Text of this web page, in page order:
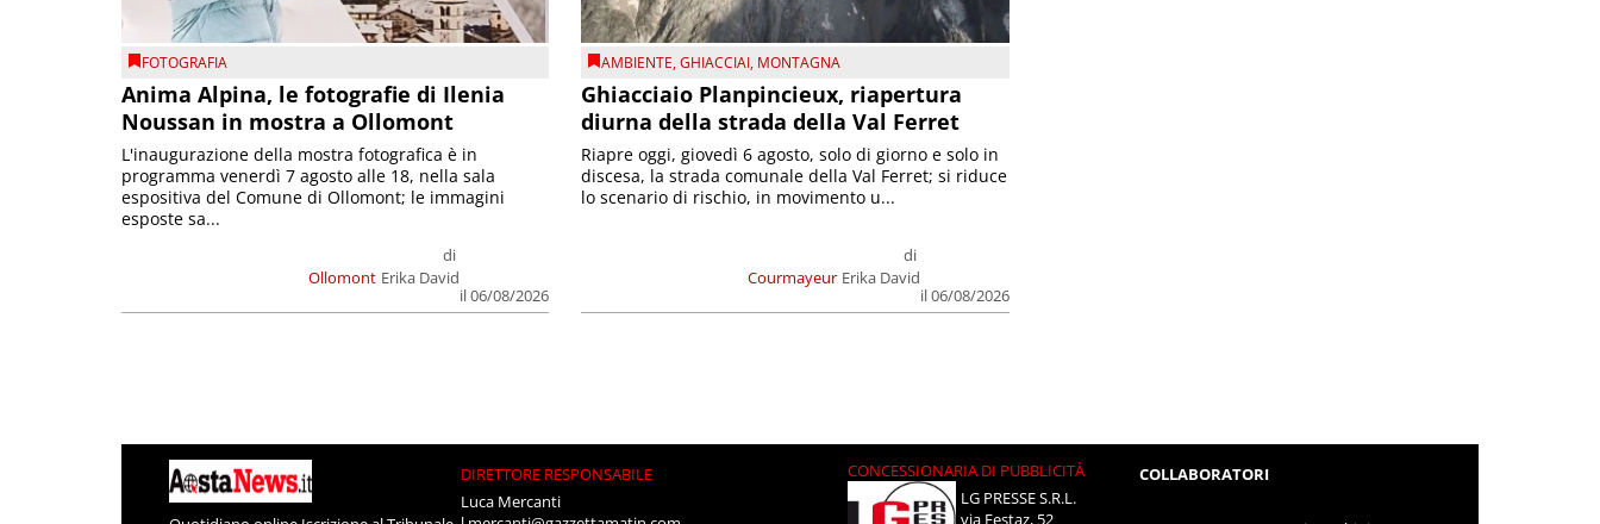
FOTOGRAFIA
Anima Alpina, le fotografie di Ilenia
Noussan in mostra a Ollomont
Ollomont
di
Erika David
il 06/08/2026
L'inaugurazione della mostra fotografica è in
programma venerdì 7 agosto alle 18, nella sala
espositiva del Comune di Ollomont; le immagini
esposte sa...
AMBIENTE,GHIACCIAI, MONTAGNA
Ghiacciaio Planpincieux, riapertura
diurna della strada della Val Ferret
Courmayeur
di
Erika David
il 06/08/2026
Riapre oggi, giovedì 6 agosto, solo di giorno e solo in
discesa, la strada comunale della Val Ferret; si riduce
lo scenario di rischio, in movimento u...
DIRETTORE RESPONSABILE
Luca Mercanti
CONCESSIONARIA DI PUBBLICITÀ
LG PRESSE S.R.L.
COLLABORATORI